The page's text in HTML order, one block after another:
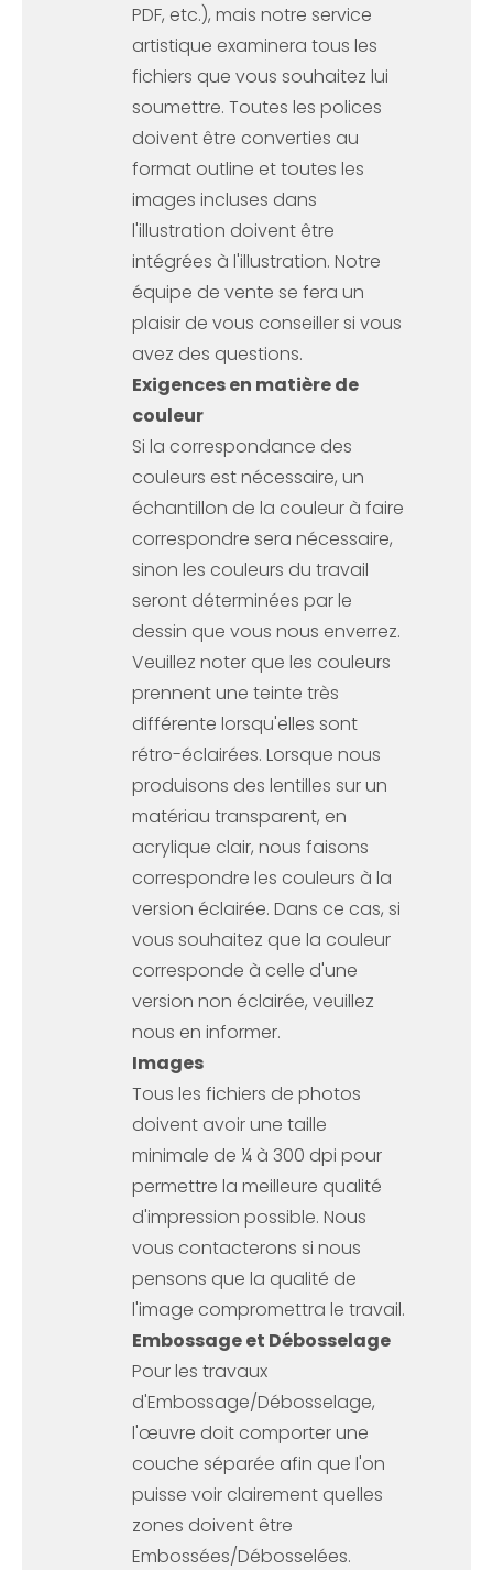
PDF, etc.), mais notre service
artistique examinera tous les
fichiers que vous souhaitez lui
soumettre. Toutes les polices
doivent être converties au
format outline et toutes les
images incluses dans
l'illustration doivent être
intégrées à l'illustration. Notre
équipe de vente se fera un
plaisir de vous conseiller si vous
avez des questions.
Exigences en matière de
couleur
Si la correspondance des
couleurs est nécessaire, un
échantillon de la couleur à faire
correspondre sera nécessaire,
sinon les couleurs du travail
seront déterminées par le
dessin que vous nous enverrez.
Veuillez noter que les couleurs
prennent une teinte très
différente lorsqu'elles sont
rétro-éclairées. Lorsque nous
produisons des lentilles sur un
matériau transparent, en
acrylique clair, nous faisons
correspondre les couleurs à la
version éclairée. Dans ce cas, si
vous souhaitez que la couleur
corresponde à celle d'une
version non éclairée, veuillez
nous en informer.
Images
Tous les fichiers de photos
doivent avoir une taille
minimale de ¼ à 300 dpi pour
permettre la meilleure qualité
d'impression possible. Nous
vous contacterons si nous
pensons que la qualité de
l'image compromettra le travail.
Embossage et Débosselage
Pour les travaux
d'Embossage/Débosselage,
l'œuvre doit comporter une
couche séparée afin que l'on
puisse voir clairement quelles
zones doivent être
Embossées/Débosselées.